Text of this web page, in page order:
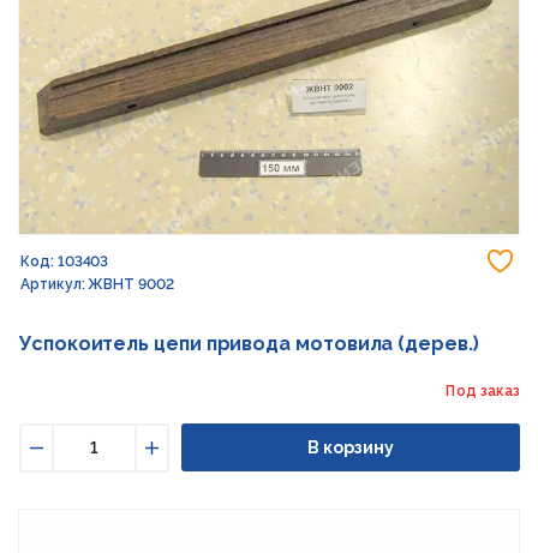
Код: 103403
Артикул: ЖВНТ 9002
Успокоитель цепи привода мотовила (дерев.)
Под заказ
Увеличить
В корзину